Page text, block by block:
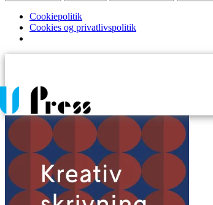
Cookiepolitik
Cookies og privatlivspolitik